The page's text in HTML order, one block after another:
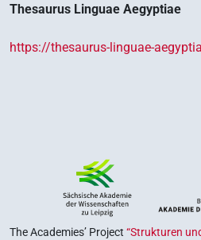
Thesaurus Linguae Aegyptiae
https://thesaurus-linguae-
The Academies’ Project “Strukturen